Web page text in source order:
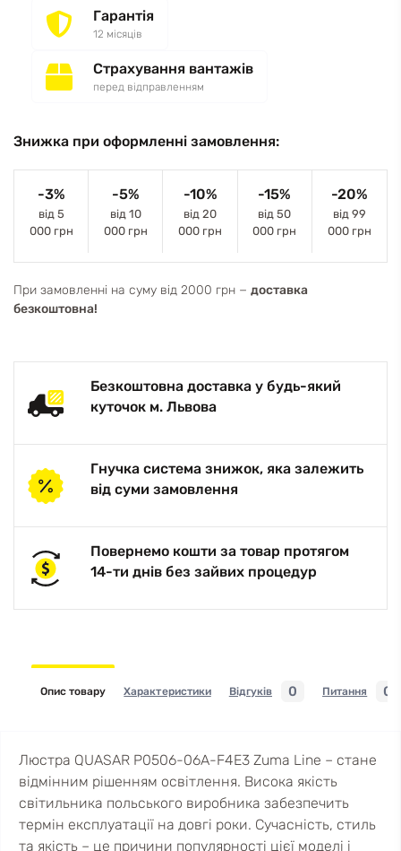
Гарантія
12 місяців
Страхування вантажів
перед відправленням
Знижка при оформленні замовлення:
-3%
від 5
000 грн
-5%
від 10
000 грн
-10%
від 20
000 грн
-15%
від 50
000 грн
-20%
від 99
000 грн
При замовленні на суму від 2000 грн − доставка
безкоштовна!
Безкоштовна доставка у будь-який
куточок м. Львова
Гнучка система знижок, яка залежить
від суми замовлення
Повернемо кошти за товар протягом
14-ти днів без зайвих процедур
Опис товару Характеристики Відгуків 0 Питання 0
Люстра QUASAR P0506-06A-F4E3 Zuma Line – стане
відмінним рішенням освітлення. Висока якість
світильника польського виробника забезпечить
термін експлуатації на довгі роки. Сучасність, стиль
та якість – це причини популярності цієї моделі і